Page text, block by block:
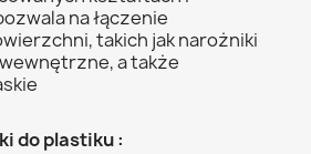
na łączenie
takich jak narożniki
a także
do plastiku :